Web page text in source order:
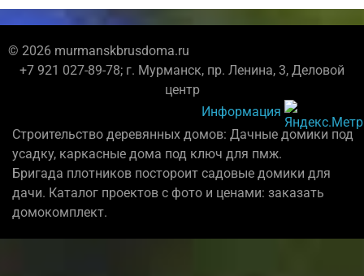
© 2026 murmanskbrusdoma.ru
+7 921 027-89-78; г. Мурманск, пр. Ленина, 3, Деловой
центр
Информация
Строительство деревянных домов: Дачные домики под
усадку, каркасные дома под ключ для пмж.
Бригада плотников постороит садовые домики для
дачи. Каталог проектов с фото и ценами: заказать
домокомплект.